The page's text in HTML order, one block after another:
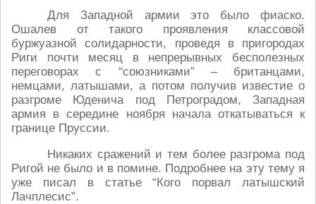
Для Западной армии это было фиаско.
Ошалев от такого проявления классовой
буржуазной солидарности, проведя в пригородах
Риги почти месяц в непрерывных бесполезных
переговорах с “союзниками” – британцами,
немцами, латышами, а потом получив известие о
разгроме Юденича под Петроградом, Западная
армия в середине ноября начала откатываться к
границе Пруссии.
Никаких сражений и тем более разгрома под
Ригой не было и в помине. Подробнее на эту тему я
уже писал в статье “Кого порвал латышский
Лачплесис”.